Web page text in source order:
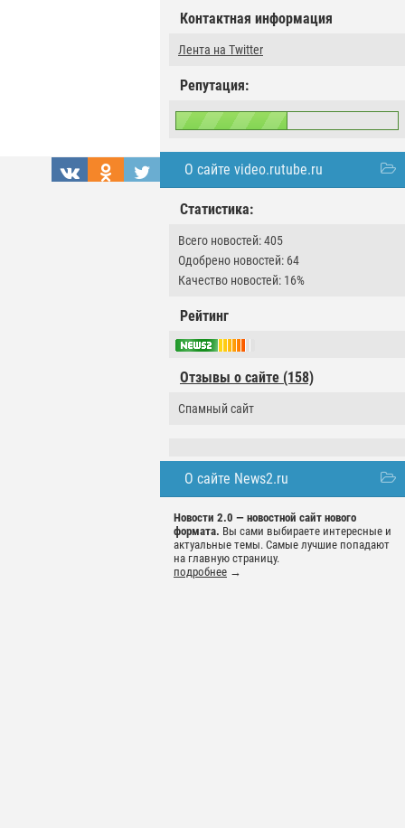
Контактная информация
Лента на Twitter
Репутация:
О сайте video.rutube.ru
Статистика:
Всего новостей: 405
Одобрено новостей: 64
Качество новостей: 16%
Рейтинг
Отзывы о сайте (158)
Спамный сайт
О сайте News2.ru
Новости 2.0 — новостной сайт нового
формата. Вы сами выбираете интересные и
актуальные темы. Самые лучшие попадают
на главную страницу.
подробнее →